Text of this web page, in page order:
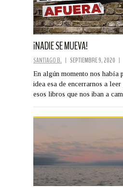
¡NADIE SE MUEVA!
SANTIAGO B. | SEPTIEMBRE 9, 2020 |
En algún momento nos había
idea esa de encerrarnos a
esos libros que nos iban a